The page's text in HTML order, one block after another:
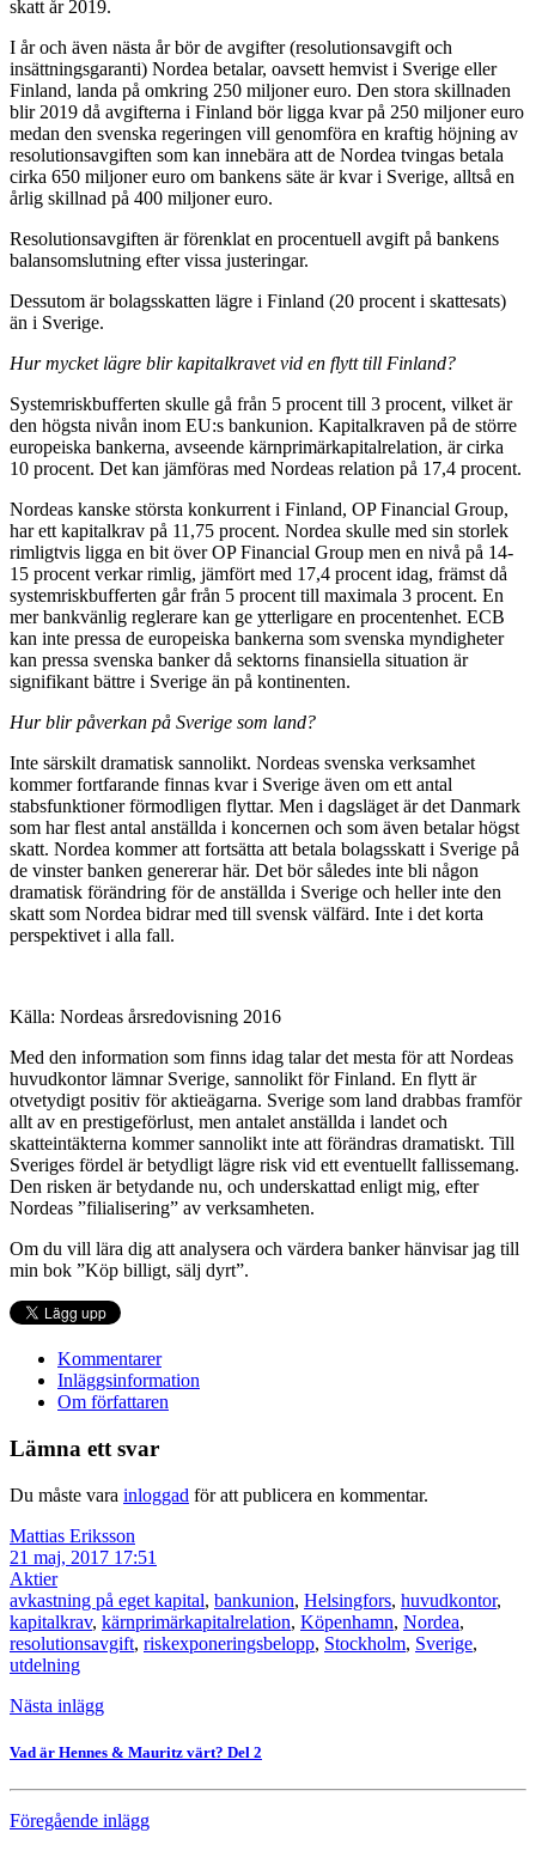
skatt år 2019.
I år och även nästa år bör de avgifter (resolutionsavgift och
insättningsgaranti) Nordea betalar, oavsett hemvist i Sverige eller
Finland, landa på omkring 250 miljoner euro. Den stora skillnaden
blir 2019 då avgifterna i Finland bör ligga kvar på 250 miljoner euro
medan den svenska regeringen vill genomföra en kraftig höjning av
resolutionsavgiften som kan innebära att de Nordea tvingas betala
cirka 650 miljoner euro om bankens säte är kvar i Sverige, alltså en
årlig skillnad på 400 miljoner euro.
Resolutionsavgiften är förenklat en procentuell avgift på bankens
balansomslutning efter vissa justeringar.
Dessutom är bolagsskatten lägre i Finland (20 procent i skattesats)
än i Sverige.
Hur mycket lägre blir kapitalkravet vid en flytt till Finland?
Systemriskbufferten skulle gå från 5 procent till 3 procent, vilket är
den högsta nivån inom EU:s bankunion. Kapitalkraven på de större
europeiska bankerna, avseende kärnprimärkapitalrelation, är cirka
10 procent. Det kan jämföras med Nordeas relation på 17,4 procent.
Nordeas kanske största konkurrent i Finland, OP Financial Group,
har ett kapitalkrav på 11,75 procent. Nordea skulle med sin storlek
rimligtvis ligga en bit över OP Financial Group men en nivå på 14-
15 procent verkar rimlig, jämfört med 17,4 procent idag, främst då
systemriskbufferten går från 5 procent till maximala 3 procent. En
mer bankvänlig reglerare kan ge ytterligare en procentenhet. ECB
kan inte pressa de europeiska bankerna som svenska myndigheter
kan pressa svenska banker då sektorns finansiella situation är
signifikant bättre i Sverige än på kontinenten.
Hur blir påverkan på Sverige som land?
Inte särskilt dramatisk sannolikt. Nordeas svenska verksamhet
kommer fortfarande finnas kvar i Sverige även om ett antal
stabsfunktioner förmodligen flyttar. Men i dagsläget är det Danmark
som har flest antal anställda i koncernen och som även betalar högst
skatt. Nordea kommer att fortsätta att betala bolagsskatt i Sverige på
de vinster banken genererar här. Det bör således inte bli någon
dramatisk förändring för de anställda i Sverige och heller inte den
skatt som Nordea bidrar med till svensk välfärd. Inte i det korta
perspektivet i alla fall.
Källa: Nordeas årsredovisning 2016
Med den information som finns idag talar det mesta för att Nordeas
huvudkontor lämnar Sverige, sannolikt för Finland. En flytt är
otvetydigt positiv för aktieägarna. Sverige som land drabbas framför
allt av en prestigeförlust, men antalet anställda i landet och
skatteintäkterna kommer sannolikt inte att förändras dramatiskt. Till
Sveriges fördel är betydligt lägre risk vid ett eventuellt fallissemang.
Den risken är betydande nu, och underskattad enligt mig, efter
Nordeas ”filialisering” av verksamheten.
Om du vill lära dig att analysera och värdera banker hänvisar jag till
min bok ”Köp billigt, sälj dyrt”.
Kommentarer
Inläggsinformation
Om författaren
Lämna ett svar
Du måste vara inloggad för att publicera en kommentar.
Mattias Eriksson
21 maj, 2017 17:51
Aktier
avkastning på eget kapital, bankunion, Helsingfors, huvudkontor,
kapitalkrav, kärnprimärkapitalrelation, Köpenhamn, Nordea,
resolutionsavgift, riskexponeringsbelopp, Stockholm, Sverige,
utdelning
Nästa inlägg
Vad är Hennes & Mauritz värt? Del 2
Föregående inlägg